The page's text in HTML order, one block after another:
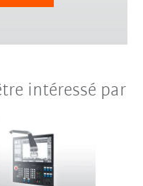
intéressé par